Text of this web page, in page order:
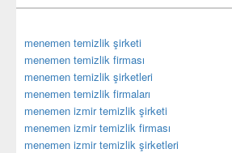
menemen temizlik şirketi
menemen temizlik firması
menemen temizlik şirketleri
menemen temizlik firmaları
menemen izmir temizlik şirketi
menemen izmir temizlik firması
menemen izmir temizlik şirketleri